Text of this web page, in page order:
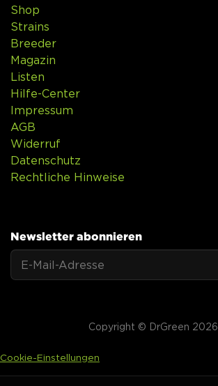
Shop
Strains
Breeder
Magazin
Listen
Hilfe-Center
Impressum
AGB
Widerruf
Datenschutz
Rechtliche Hinweise
Newsletter abonnieren
Copyright © DrGreen 2026
Cookie-Einstellungen